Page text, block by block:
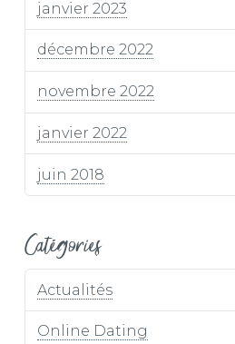
janvier 2023
décembre 2022
novembre 2022
janvier 2022
juin 2018
Catégories
Actualités
Online Dating